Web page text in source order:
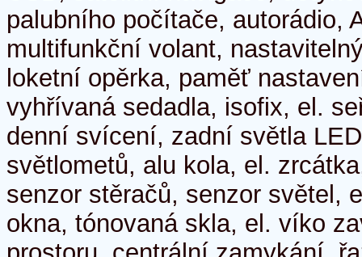
palubního počítače, autorádio,
multifunkční volant,
loketní opěrka, paměť
vyhřívaná sedadla, isofix, el.
denní svícení, zadní světla
světlometů, alu kola, el.
senzor stěračů, senzor světel,
okna, tónovaná skla, el. víko